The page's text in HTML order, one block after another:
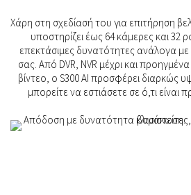
Χάρη στη σχεδίασή του για επιτήρηση
υποστηρίζει έως 64 κάμερες και 32
επεκτάσιμες δυνατότητες ανάλογα
σας. Από DVR, NVR μέχρι και
βίντεο, ο S300 AI προσφέρει διαρκώς
μπορείτε να εστιάσετε σε ό,τι είναι